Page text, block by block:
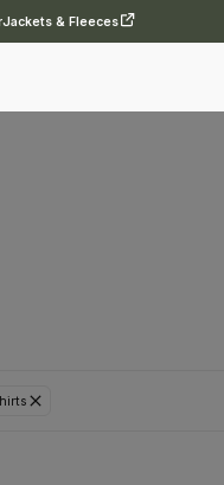
Jackets & Fleeces